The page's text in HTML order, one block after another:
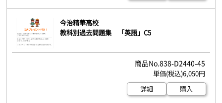
今治精華高校
教科別過去問題集 「英語」C5
838-D2440-45
6,050円
詳細
購入